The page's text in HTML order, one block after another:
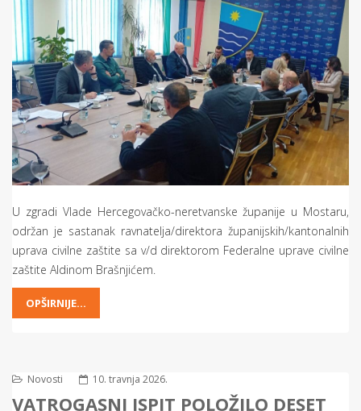
U zgradi Vlade Hercegovačko-neretvanske županije u Mostaru,
održan je sastanak ravnatelja/direktora županijskih/kantonalnih
uprava civilne zaštite sa v/d direktorom Federalne uprave civilne
zaštite Aldinom Brašnjićem.
OPŠIRNIJE...
Novosti 10. travnja 2026.
VATROGASNI ISPIT POLOŽILO DESET